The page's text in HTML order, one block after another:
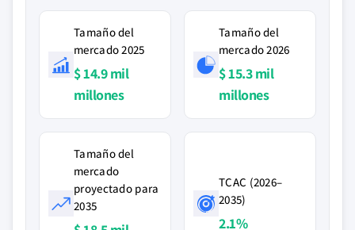
Tamaño del
mercado 2025
$ 14.9 mil
millones
Tamaño del
mercado 2026
$ 15.3 mil
millones
Tamaño del
mercado
proyectado para
2035
TCAC (2026–
2035)
2.1%